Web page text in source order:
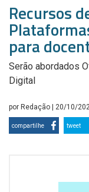
Recursos
para
Serão abordados
Digital
por Redação | 20/10/
compartilhe tweet